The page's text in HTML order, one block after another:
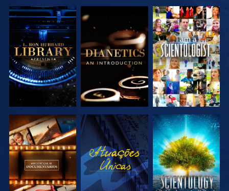
EXPLORAR A
SÉRIE
EXPLORAR A
SÉRIE
VER
EXPLORAR A
SÉRIE
VER
EXPLORAR A
SÉRIE